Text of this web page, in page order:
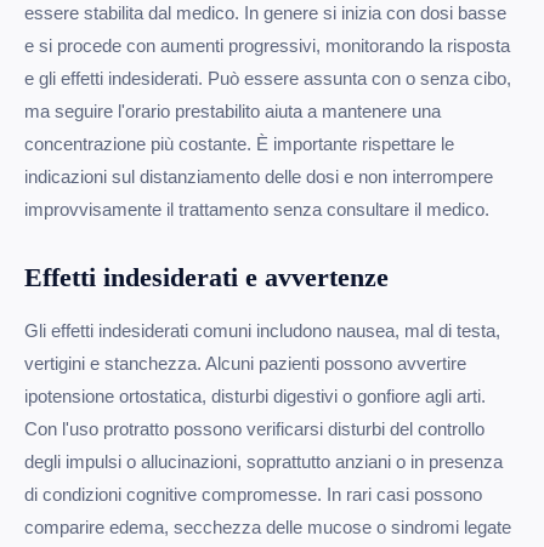
essere stabilita dal medico. In genere si inizia con dosi basse
e si procede con aumenti progressivi, monitorando la risposta
e gli effetti indesiderati. Può essere assunta con o senza cibo,
ma seguire l'orario prestabilito aiuta a mantenere una
concentrazione più costante. È importante rispettare le
indicazioni sul distanziamento delle dosi e non interrompere
improvvisamente il trattamento senza consultare il medico.
Effetti indesiderati e avvertenze
Gli effetti indesiderati comuni includono nausea, mal di testa,
vertigini e stanchezza. Alcuni pazienti possono avvertire
ipotensione ortostatica, disturbi digestivi o gonfiore agli arti.
Con l'uso protratto possono verificarsi disturbi del controllo
degli impulsi o allucinazioni, soprattutto anziani o in presenza
di condizioni cognitive compromesse. In rari casi possono
comparire edema, secchezza delle mucose o sindromi legate